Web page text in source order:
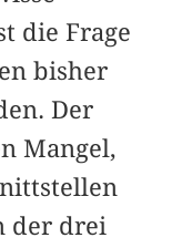
die Frage
bisher
Der
Mangel,
der drei